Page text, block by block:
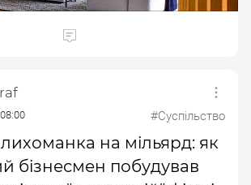
#Суспільство
на мільярд: як
бізнесмен побудував